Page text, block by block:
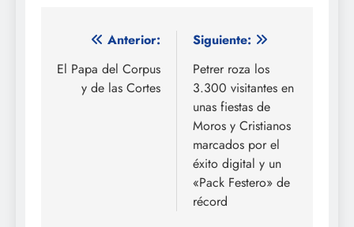
Navegación
de
entradas
Anterior:
El Papa del Corpus
y de las Cortes
Siguiente:
Petrer roza los
3.300 visitantes en
unas fiestas de
Moros y Cristianos
marcados por el
éxito digital y un
«Pack Festero» de
récord